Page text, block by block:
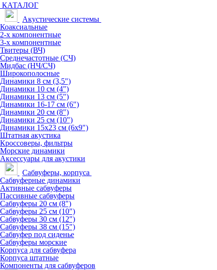
КАТАЛОГ
Акустические системы
Коаксиальные
2-х компонентные
3-х компонентные
Твитеры (ВЧ)
Среднечастотные (СЧ)
Мидбас (НЧ/СЧ)
Широкополосные
Динамики 8 см (3,5")
Динамики 10 см (4")
Динамики 13 см (5")
Динамики 16-17 см (6")
Динамики 20 см (8")
Динамики 25 см (10")
Динамики 15х23 см (6х9")
Штатная акустика
Кроссоверы, фильтры
Морские динамики
Аксессуары для акустики
Сабвуферы, корпуса
Сабвуферные динамики
Активные сабвуферы
Пассивные сабвуферы
Сабвуферы 20 см (8")
Сабвуферы 25 см (10")
Сабвуферы 30 см (12")
Сабвуферы 38 см (15")
Сабвуфер под сиденье
Сабвуферы морские
Корпуса для сабвуфера
Корпуса штатные
Компоненты для сабвуферов